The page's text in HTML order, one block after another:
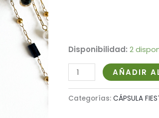
Disponibilidad: 2
AÑADIR
Categorías: CÁPSULA